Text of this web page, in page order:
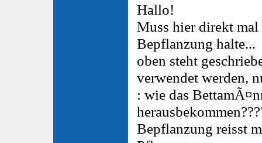
Hallo!
Muss hier direkt mal
Bepflanzung halte...
oben steht
verwendet werden,
: wie das
Bepflanzung reisst